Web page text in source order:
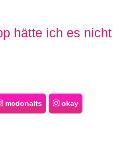
hätte ich es nicht
mcdonalts okay